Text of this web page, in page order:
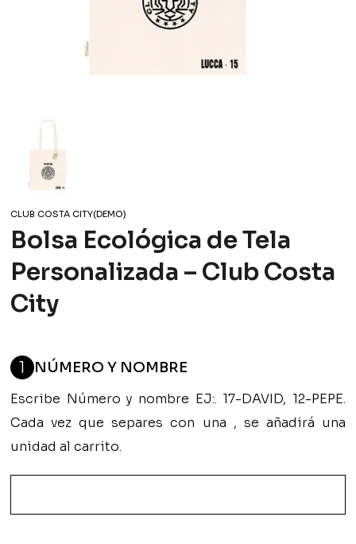
CLUB COSTA CITY(DEMO)
Bolsa Ecológica de Tela
Personalizada – Club Costa
City
1 NÚMERO Y NOMBRE
Escribe Número y nombre EJ:. 17-DAVID, 12-PEPE.
Cada vez que separes con una , se añadirá una
unidad al carrito.